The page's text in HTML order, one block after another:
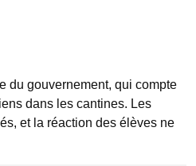
du gouvernement, qui compte
dans les cantines. Les
et la réaction des élèves ne